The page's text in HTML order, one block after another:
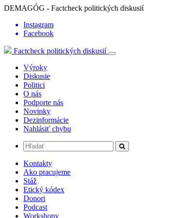
DEMAGÓG - Factcheck politických diskusií
Instagram
Facebook
Factcheck politických diskusií
Výroky
Diskusie
Politici
O nás
Podporte nás
Novinky
Dezinformácie
Nahlásiť chybu
Kontakty
Ako pracujeme
Stáž
Etický kódex
Donori
Podcast
Workshopy